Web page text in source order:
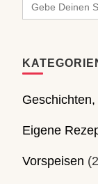
for:
Eigene
Vorspeisen